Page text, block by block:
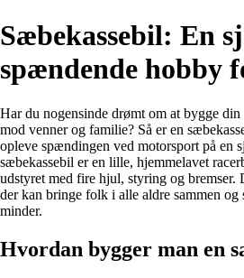
Sæbekassebil: En
spændende hobby
Har du nogensinde drømt om at bygge
mod venner og familie? Så er en
opleve spændingen ved motorsport på en
sæbekassebil er en lille, hjemmelavet
udstyret med fire hjul, styring og bremser.
der kan bringe folk i alle aldre sammen og
minder.
Hvordan bygger man en